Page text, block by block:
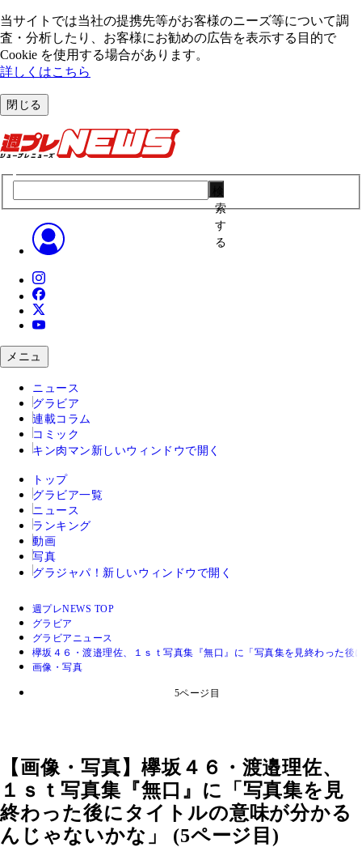
当サイトでは当社の提携先等がお客様のニーズ等について調
査・分析したり、お客様にお勧めの広告を表⽰する⽬的で
Cookie を使⽤する場合があります。
詳しくはこちら
閉じる
索
す
る
メニュ
ニュース
グラビア
連載コラム
コミック
キン肉マン 新しいウィンドウで開く
トップ
グラビア一覧
ニュース
ランキング
動画
写真
グラジャパ！ 新しいウィンドウで開く
週プレNEWS TOP
グラビア
グラビアニュース
欅坂４６・渡邉理佐、１ｓｔ写真集『無口』に「写真集を見終わった後
画像・写真
5ページ目
【画像・写真】欅坂４６・渡邉理佐、
１ｓｔ写真集『無口』に「写真集を見
終わった後にタイトルの意味が分かる
んじゃないかな」 (5ページ目)